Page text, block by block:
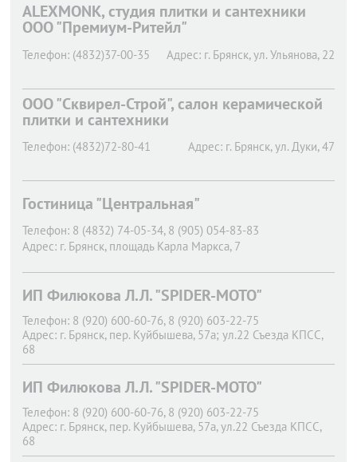
ALEXMONK, студия плитки и сантехники
ООО "Премиум-Ритейл"
Телефон: (4832)37-00-35 Адрес: г. Брянск, ул. Ульянова, 22
OOO "Сквирел-Строй", салон керамической
плитки и сантехники
Телефон: (4832)72-80-41 Адрес: г. Брянск, ул. Дуки, 47
Гостиница "Центральная"
Телефон: 8 (4832) 74-05-34, 8 (905) 054-83-83
Адрес: г. Брянск, площадь Карла Маркса, 7
ИП Филюкова Л.Л. "SPIDER-MOTO"
Телефон: 8 (920) 600-60-76, 8 (920) 603-22-75
Адрес: г. Брянск, пер. Куйбышева, 57а; ул.22 Съезда КПСС,
68
ИП Филюкова Л.Л. "SPIDER-MOTO"
Телефон: 8 (920) 600-60-76, 8 (920) 603-22-75
Адрес: г. Брянск, пер. Куйбышева, 57а, ул.22 Съезда КПСС,
68